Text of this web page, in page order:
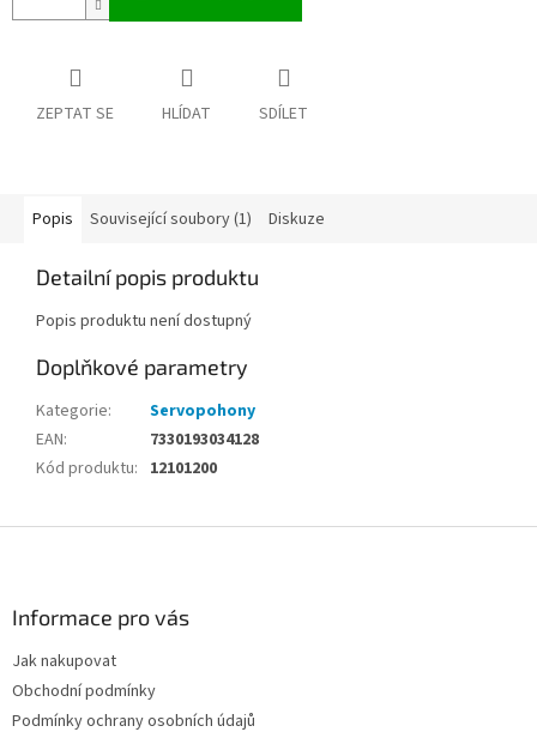
ZEPTAT SE HLÍDAT SDÍLET
Popis Související soubory (1) Diskuze
Detailní popis produktu
Popis produktu není dostupný
Doplňkové parametry
Kategorie:
Servopohony
EAN:
7330193034128
Kód produktu: 12101200
Informace pro vás
Jak nakupovat
Obchodní podmínky
Podmínky ochrany osobních údajů